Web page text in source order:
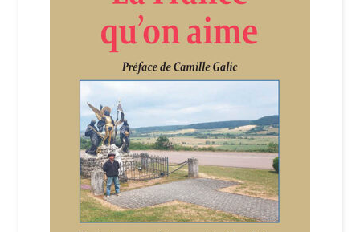
Login Customizer
Nous Contacter
Politique de confidentialité et cookies
Qui sommes-nous ?
Soutien à Philippe Randa
Suivi de la Commande